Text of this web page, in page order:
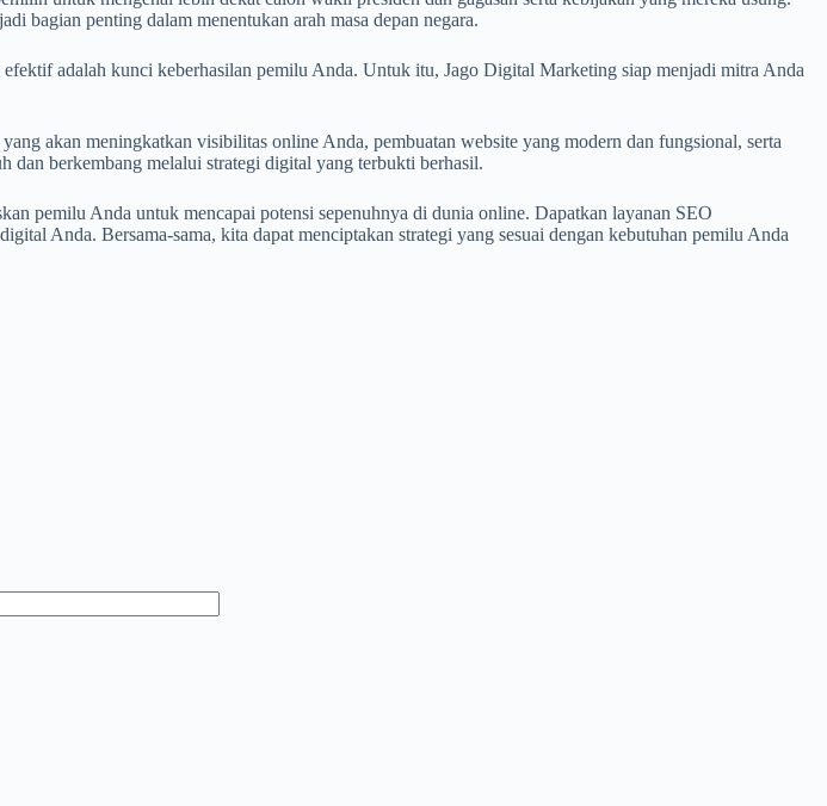
bagian penting dalam menentukan arah masa depan negara.
adalah kunci keberhasilan pemilu Anda. Untuk itu, Jago Digital Marketing siap menjadi mitra Anda
akan meningkatkan visibilitas online Anda, pembuatan website yang modern dan fungsional, serta
dan berkembang melalui strategi digital yang terbukti berhasil.
pemilu Anda untuk mencapai potensi sepenuhnya di dunia online. Dapatkan layanan SEO
Anda. Bersama-sama, kita dapat menciptakan strategi yang sesuai dengan kebutuhan pemilu Anda